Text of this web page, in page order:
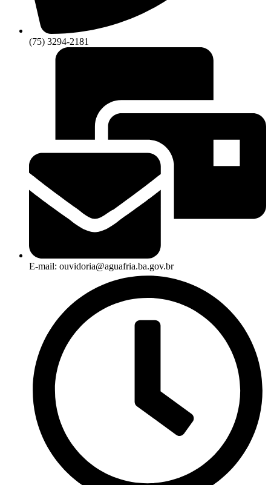
(75) 3294-2181
E-mail: ouvidoria@aguafria.ba.gov.br